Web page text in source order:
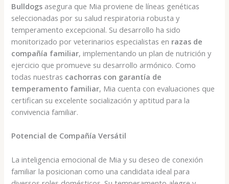
Bulldogs asegura que Mia proviene de líneas genéticas
seleccionadas por su salud respiratoria robusta y
temperamento excepcional. Su desarrollo ha sido
monitorizado por veterinarios especialistas en razas de
compañía familiar, implementando un plan de nutrición y
ejercicio que promueve su desarrollo armónico. Como
todas nuestras cachorras con garantía de
temperamento familiar, Mia cuenta con evaluaciones que
certifican su excelente socialización y aptitud para la
convivencia familiar.
Potencial de Compañía Versátil
La inteligencia emocional de Mia y su deseo de conexión
familiar la posicionan como una candidata ideal para